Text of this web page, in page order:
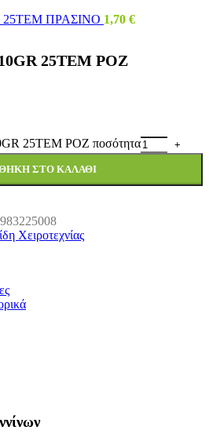
ΠΡΑΣΙΝΟ 1,70 €
25ΤΕΜ ΡΟΖ
25ΤΕΜ ΡΟΖ ποσότητα
ΣΤΟ ΚΑΛΆΘΙ
Χειροτεχνίας